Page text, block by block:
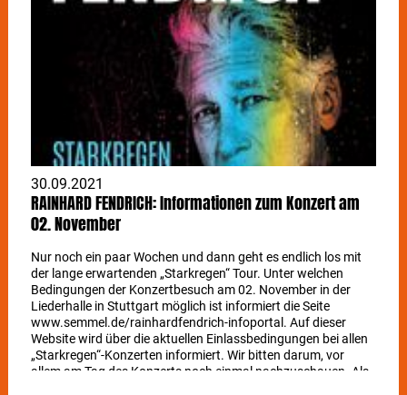
30.09.2021
RAINHARD FENDRICH: Informationen zum Konzert am
02. November
Nur noch ein paar Wochen und dann geht es endlich los mit
der lange erwartenden „Starkregen“ Tour. Unter welchen
Bedingungen der Konzertbesuch am 02. November in der
Liederhalle in Stuttgart möglich ist informiert die Seite
www.semmel.de/rainhardfendrich-infoportal. Auf dieser
Website wird über die aktuellen Einlassbedingungen bei allen
„Starkregen“-Konzerten informiert. Wir bitten darum, vor
allem am Tag des Konzerts noch einmal nachzuschauen. Als